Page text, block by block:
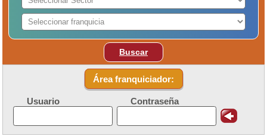
Buscar
Área franquiciador:
Usuario Contraseña